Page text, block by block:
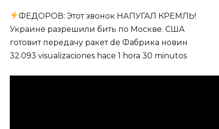
ФЕДОРОВ: Этот звонок НАПУГАЛ КРЕМЛЬ!
Украине разрешили бить по Москве. США
готовит передачу ракет de Фабрика новин
32.093 visualizaciones hace 1 hora 30 minutos